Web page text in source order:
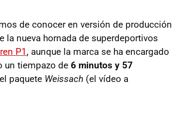
de conocer en versión de producción
la nueva hornada de superdeportivos
P1 , aunque la marca se ha encargado
un tiempazo de 6 minutos y 57
paquete Weissach (el vídeo a